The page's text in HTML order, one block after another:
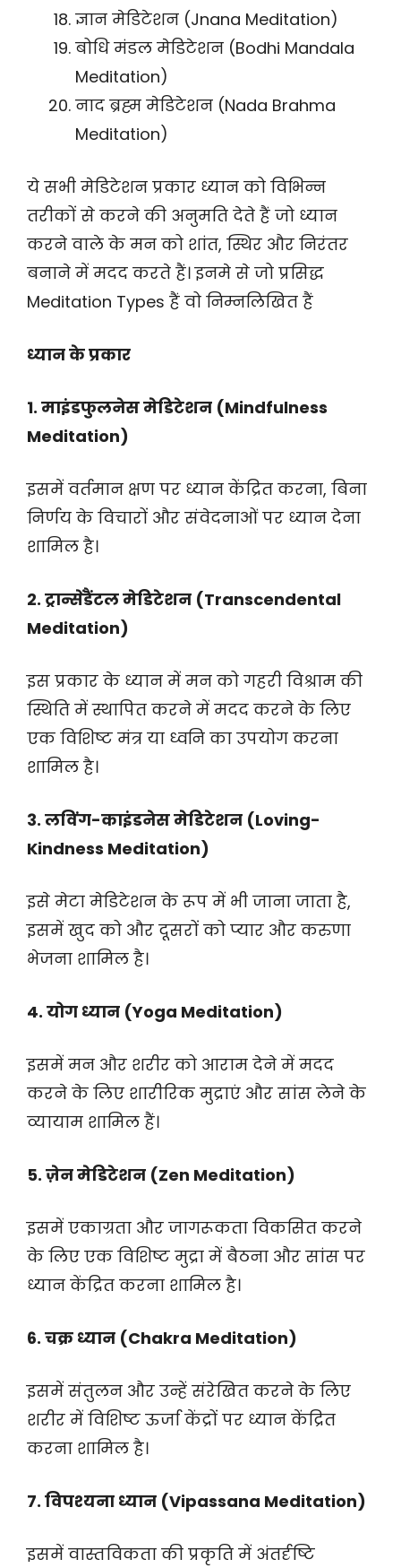
ज्ञान मेडिटेशन (Jnana Meditation)
बोधि मंडल मेडिटेशन (Bodhi Mandala
Meditation)
नाद ब्रह्म मेडिटेशन (Nada Brahma
Meditation)
ये सभी मेडिटेशन प्रकार ध्यान को विभिन्न
तरीकों से करने की अनुमति देते हैं जो ध्यान
करने वाले के मन को शांत, स्थिर और निरंतर
बनाने में मदद करते हैं। इनमे से जो प्रसिद्ध
Meditation Types हैं वो निम्नलिखित हैं
ध्यान के प्रकार
1. माइंडफुलनेस मेडिटेशन (Mindfulness
Meditation)
इसमें वर्तमान क्षण पर ध्यान केंद्रित करना, बिना
निर्णय के विचारों और संवेदनाओं पर ध्यान देना
शामिल है।
2. ट्रान्सेंडैंटल मेडिटेशन (Transcendental
Meditation)
इस प्रकार के ध्यान में मन को गहरी विश्राम की
स्थिति में स्थापित करने में मदद करने के लिए
एक विशिष्ट मंत्र या ध्वनि का उपयोग करना
शामिल है।
3. लविंग-काइंडनेस मेडिटेशन (Loving-
Kindness Meditation)
इसे मेटा मेडिटेशन के रूप में भी जाना जाता है,
इसमें खुद को और दूसरों को प्यार और करुणा
भेजना शामिल है।
4. योग ध्यान (Yoga Meditation)
इसमें मन और शरीर को आराम देने में मदद
करने के लिए शारीरिक मुद्राएं और सांस लेने के
व्यायाम शामिल हैं।
5. ज़ेन मेडिटेशन (Zen Meditation)
इसमें एकाग्रता और जागरूकता विकसित करने
के लिए एक विशिष्ट मुद्रा में बैठना और सांस पर
ध्यान केंद्रित करना शामिल है।
6. चक्र ध्यान (Chakra Meditation)
इसमें संतुलन और उन्हें संरेखित करने के लिए
शरीर में विशिष्ट ऊर्जा केंद्रों पर ध्यान केंद्रित
करना शामिल है।
7. विपश्यना ध्यान (Vipassana Meditation)
इसमें वास्तविकता की प्रकृति में अंतर्दृष्टि